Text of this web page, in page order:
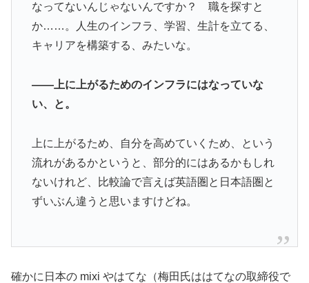
なってないんじゃないんですか？ 職を探すと
か……。人生のインフラ、学習、生計を立てる、
キャリアを構築する、みたいな。
――上に上がるためのインフラにはなっていな
い、と。
上に上がるため、自分を高めていくため、という
流れがあるかというと、部分的にはあるかもしれ
ないけれど、比較論で言えば英語圏と日本語圏と
ずいぶん違うと思いますけどね。
確かに日本の mixi やはてな（梅田氏ははてなの取締役で